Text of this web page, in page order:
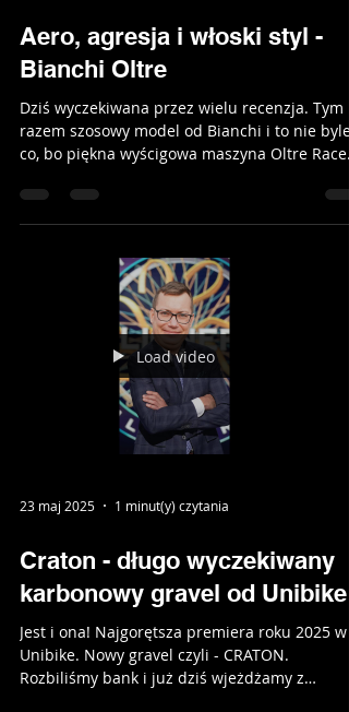
Aero, agresja i włoski styl -
Bianchi Oltre
Dziś wyczekiwana przez wielu recenzja. Tym
razem szosowy model od Bianchi i to nie byle
co, bo piękna wyścigowa maszyna Oltre Race.
Load video
23 maj 2025 1 minut(y) czytania
Craton - długo wyczekiwany
karbonowy gravel od Unibike
Jest i ona! Najgorętsza premiera roku 2025 w
Unibike. Nowy gravel czyli - CRATON.
Rozbiliśmy bank i już dziś wjeżdżamy z